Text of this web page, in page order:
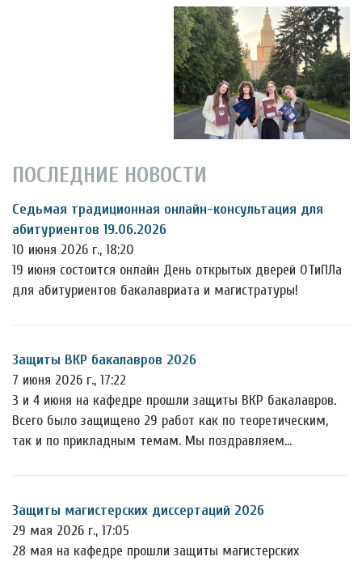
ПОСЛЕДНИЕ НОВОСТИ
Седьмая традиционная онлайн-консультация для
абитуриентов 19.06.2026
10 июня 2026 г., 18:20
19 июня состоится онлайн День открытых дверей ОТиПЛа
для абитуриентов бакалавриата и магистратуры!
Защиты ВКР бакалавров 2026
7 июня 2026 г., 17:22
3 и 4 июня на кафедре прошли защиты ВКР бакалавров.
Всего было защищено 29 работ как по теоретическим,
так и по прикладным темам. Мы поздравляем…
Защиты магистерских диссертаций 2026
29 мая 2026 г., 17:05
28 мая на кафедре прошли защиты магистерских